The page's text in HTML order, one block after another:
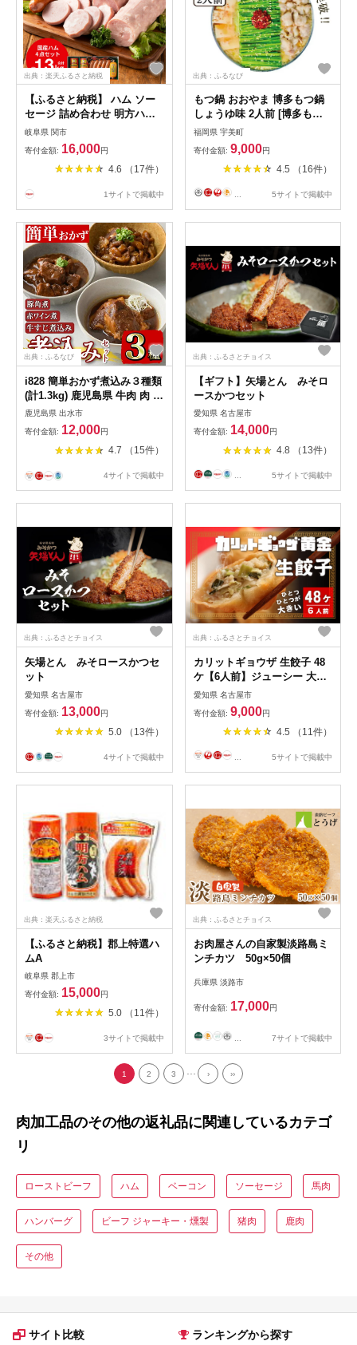
出典：楽天ふるさと納税
【ふるさと納税】 ハム ソー
セージ 詰め合わせ 明方ハム
Bセット 1kg 計1320g ボロニ
アソーセージ 醤油フランク
フランクフルトソーセージ ウ
インナー おつまみ 肉 国産豚
岐阜県 関市
寄付金額: 16,000円
4.6 （17件）
1サイトで掲載中
出典：ふるなび
もつ鍋 おおやま 博多もつ鍋
しょうゆ味 2人前 [博多もつ
鍋おおやま 福岡県 宇美町
um40azo940003] モツ鍋 も
つ鍋セット モツ鍋セット セ
ット もつなべ 福岡 博多 醤油
しょうゆ
福岡県 宇美町
寄付金額: 9,000円
4.5 （16件）
5サイトで掲載中
出典：ふるなび
i828 簡単おかず煮込み３種類
(計1.3kg) 鹿児島県 牛肉 肉 黒
毛和牛 豚肉 牛すじ 牛筋 すね
肉 角煮 甘辛 赤ワイン 赤ワイ
ン煮 おかず【株式会社LRプ
ラスK】
鹿児島県 出水市
寄付金額: 12,000円
4.7 （15件）
4サイトで掲載中
出典：ふるさとチョイス
【ギフト】矢場とん みそロ
ースかつセット
愛知県 名古屋市
寄付金額: 14,000円
4.8 （13件）
5サイトで掲載中
出典：ふるさとチョイス
矢場とん みそロースかつセ
ット
愛知県 名古屋市
寄付金額: 13,000円
5.0 （13件）
4サイトで掲載中
出典：ふるさとチョイス
カリットギョウザ 生餃子 48
ケ【6人前】ジューシー 大き
い 餃子 冷凍餃子 冷凍生餃子
愛知県 名古屋市
寄付金額: 9,000円
4.5 （11件）
5サイトで掲載中
出典：楽天ふるさと納税
【ふるさと納税】郡上特選ハ
ムA
岐阜県 郡上市
寄付金額: 15,000円
5.0 （11件）
3サイトで掲載中
出典：ふるさとチョイス
お肉屋さんの自家製淡路島ミ
ンチカツ 50g×50個
兵庫県 淡路市
寄付金額: 17,000円
7サイトで掲載中
1 2 3 › ››
肉加工品のその他の返礼品に関連しているカテゴ
リ
ローストビーフ ハム ベーコン ソーセージ 馬肉
ハンバーグ ビーフ ジャーキー・燻製 猪肉 鹿肉
その他
サイト比較 ランキングから探す